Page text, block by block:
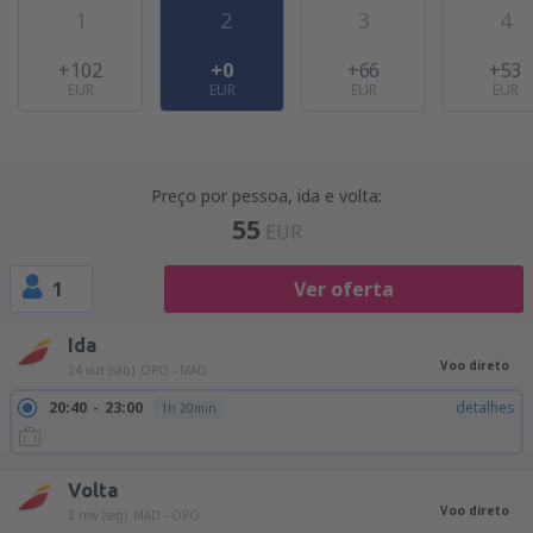
1
+102
EUR
2
+0
EUR
3
+66
EUR
4
+53
EUR
Preço por pessoa, ida e volta:
55 EUR
1 Ver oferta
Ida
24 out (sáb) OPO - MAD Voo direto
20:40 23:00 1h 20min detalhes
Volta
2 nov (seg) MAD - OPO Voo direto